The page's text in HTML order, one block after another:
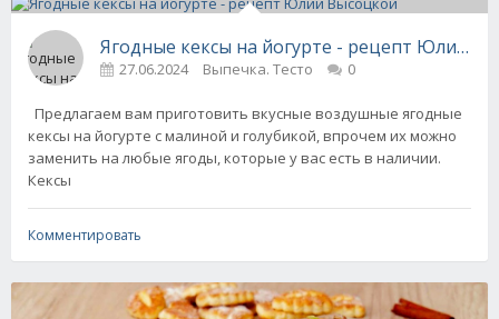
Ягодные кексы на йогурте - рецепт Юлии
27.06.2024 Выпечка. Тесто 0
Предлагаем вам приготовить вкусные воздушные ягодные
кексы на йогурте с малиной и голубикой, впрочем их можно
заменить на любые ягоды, которые у вас есть в наличии.
Кексы
Комментировать